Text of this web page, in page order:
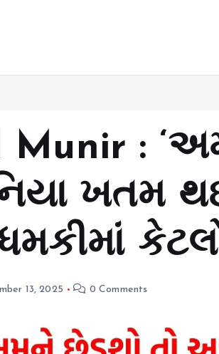
Munir :
ખતમ
13, 2025 0 Comments